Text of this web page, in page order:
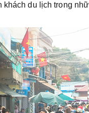
du lịch trong